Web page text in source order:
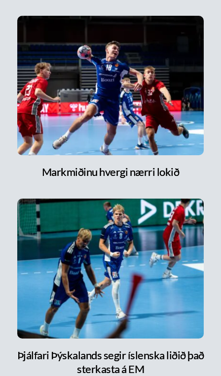
Markmiðinu hvergi nærri lokið
Þjálfari Þýskalands segir íslenska liðið það
sterkasta á EM